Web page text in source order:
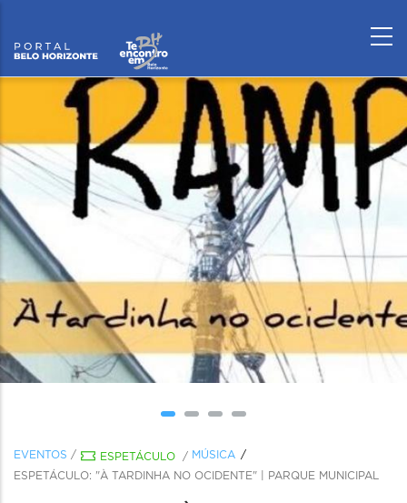
EVENTOS / ESPETÁCULO / MÚSICA
ESPETÁCULO: "À TARDINHA NO OCIDENTE" | PARQUE MUNICIPAL